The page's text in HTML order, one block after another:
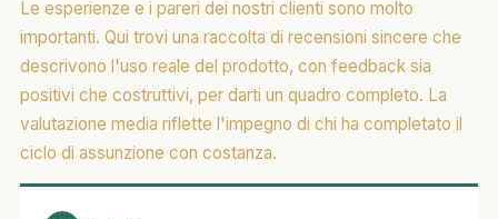
Le esperienze e i pareri dei nostri clienti sono molto
importanti. Qui trovi una raccolta di recensioni sincere che
descrivono l'uso reale del prodotto, con feedback sia
positivi che costruttivi, per darti un quadro completo. La
valutazione media riflette l'impegno di chi ha completato il
ciclo di assunzione con costanza.